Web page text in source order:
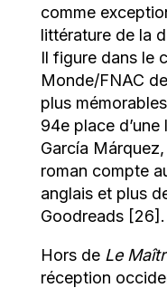
comme
littérature de la
Il figure dans le
Monde/FNAC
plus
94e place
García
roman compte
anglais et plus
Goodreads [26].
Hors de Le
réception